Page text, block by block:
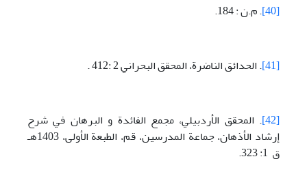
[40] . م.ن : 184.
[41] . الحدائق الناضرة، المحقق البحراني 2 :412 .
[42]
. المحقق الأردبيلي، مجمع الفائدة و البرهان في شرح
إرشاد الأذهان، جماعة المدرسين، قم، الطبعة الأولی، 1403هـ
ق 1: 323.